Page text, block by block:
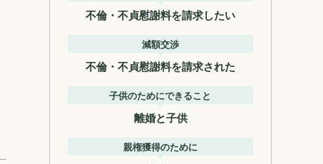
不倫・不貞慰謝料を請求したい
減額交渉
不倫・不貞慰謝料を請求された
子供のためにできること
離婚と子供
親権獲得のために